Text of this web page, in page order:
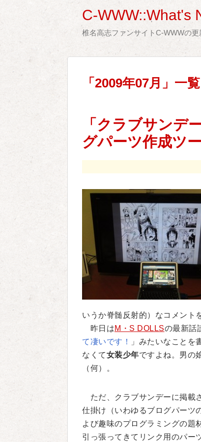
C-WWW::What's
椎名高志ファンサイトC-WWWの更
「 2009年07月 」 一覧
「クラブサンデ
グパーツ作成ツ
いうか脊髄反射的）なコメント
昨日はM・S DOLLSの最新話
て凄いです！
」みたいなことを
なくて女装少年ですよね。男の
（何）。
ただ、クラブサンデーに掲載
仕掛け（いわゆるブログパーツ
よび趣味のプログラミングの題
引っ張ってきてリンク用のパー